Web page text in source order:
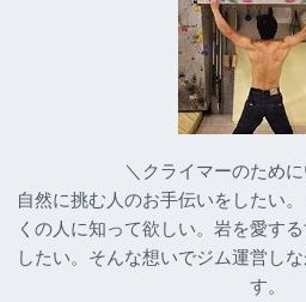
＼クライマーのため
自然に挑む人のお手伝いをしたい
くの人に知って欲しい。岩を愛す
したい。そんな想いでジム運営し
す。